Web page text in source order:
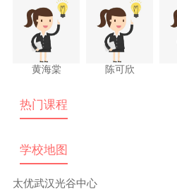
黄海棠 陈可欣
热门课程
学校地图
太优武汉光谷中心